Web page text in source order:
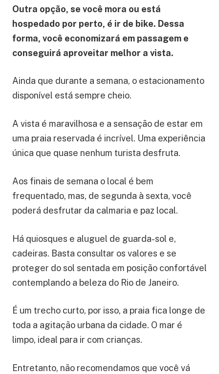
Outra opção, se você mora ou está
hospedado por perto, é ir de bike. Dessa
forma, você economizará em passagem e
conseguirá aproveitar melhor a vista.
Ainda que durante a semana, o estacionamento
disponível está sempre cheio.
A vista é maravilhosa e a sensação de estar em
uma praia reservada é incrível. Uma experiência
única que quase nenhum turista desfruta.
Aos finais de semana o local é bem
frequentado, mas, de segunda à sexta, você
poderá desfrutar da calmaria e paz local.
Há quiosques e aluguel de guarda-sol e,
cadeiras. Basta consultar os valores e se
proteger do sol sentada em posição confortável
contemplando a beleza do Rio de Janeiro.
É um trecho curto, por isso, a praia fica longe de
toda a agitação urbana da cidade. O mar é
limpo, ideal para ir com crianças.
Entretanto, não recomendamos que você vá